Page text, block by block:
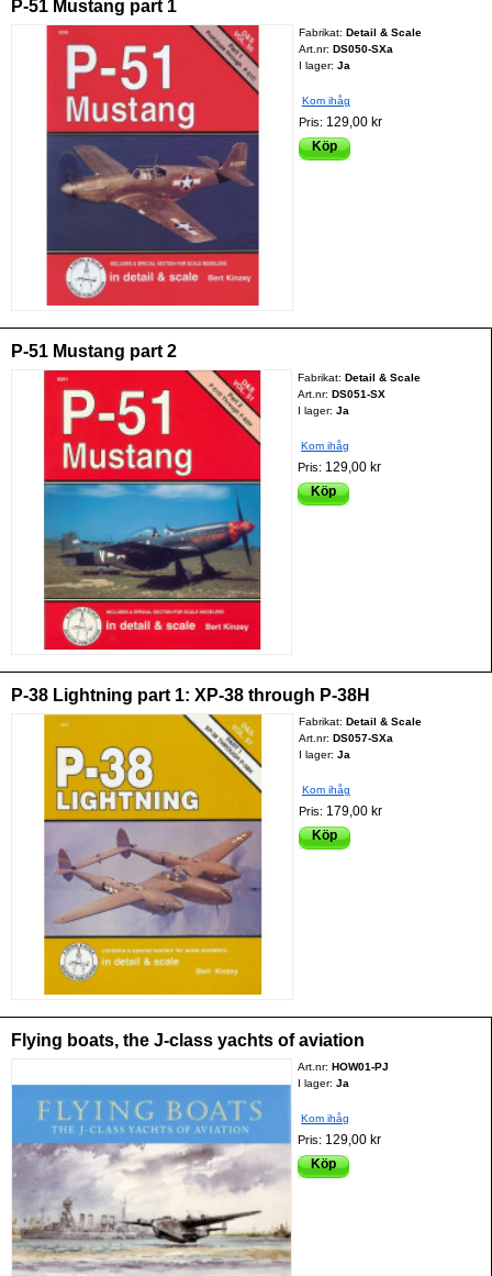
P-51 Mustang part 1
Fabrikat: Detail & Scale
Art.nr: DS050-SXa
I lager: Ja
Kom ihåg
Pris: 129,00 kr
Köp
P-51 Mustang part 2
Fabrikat:Detail & Scale
Art.nr:DS051-SX
I lager: Ja
Kom ihåg
Pris: 129,00 kr
Köp
P-38 Lightning part 1: XP-38 through P-38H
Fabrikat: Detail & Scale
Art.nr: DS057-SXa
I lager: Ja
Kom ihåg
Pris: 179,00 kr
Köp
Flying boats, the J-class yachts of aviation
Art.nr:HOW01-PJ
I lager: Ja
Kom ihåg
Pris: 129,00 kr
Köp